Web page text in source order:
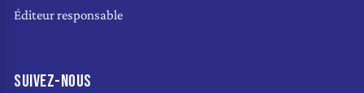
Éditeur responsable
SUIVEZ-NOUS